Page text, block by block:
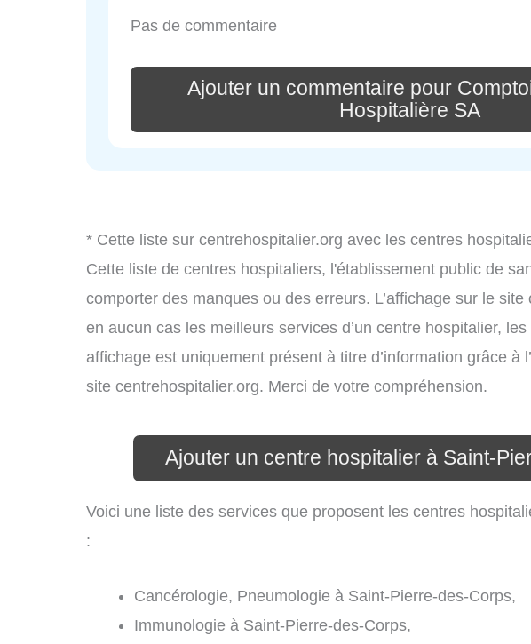
Pas de commentaire
Ajouter un commentaire pour
Hospitalière SA
* Cette liste sur centrehospitalier.org avec les centres
Cette liste de centres hospitaliers, l'établissement public de
comporter des manques ou des erreurs. L’affichage sur le
en aucun cas les meilleurs services d’un centre hospitalier,
affichage est uniquement présent à titre d’information grâce à
site centrehospitalier.org. Merci de votre compréhension.
Ajouter un centre hospitalier à Saint-
Voici une liste des services que proposent les centres
:
Cancérologie, Pneumologie à Saint-Pierre-des-Corps,
Immunologie à Saint-Pierre-des-Corps,